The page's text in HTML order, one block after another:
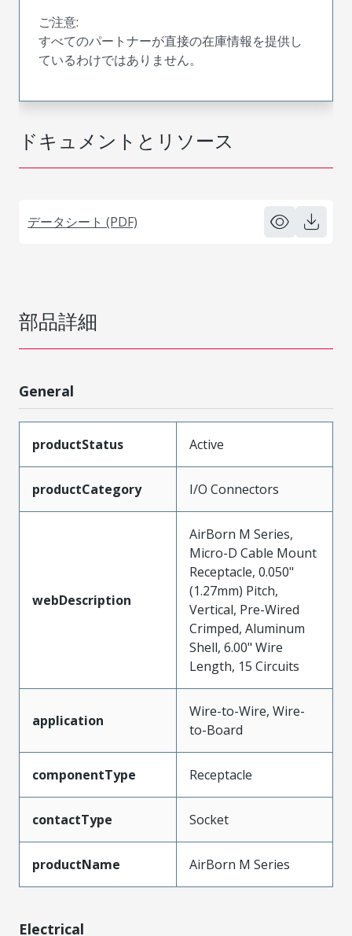
ドキュメントとリソース
データシート (PDF)
ご注意:
すべてのパートナーが直接の在庫情報を提供し
ているわけではありません。
部品詳細
General
productStatus Active
productCategory I/O Connectors
webDescription
AirBorn M Series,
Micro-D Cable Mount
Receptacle, 0.050"
(1.27mm) Pitch,
Vertical, Pre-Wired
Crimped, Aluminum
Shell, 6.00" Wire
Length, 15 Circuits
application
Wire-to-Wire, Wire-
to-Board
componentType Receptacle
contactType Socket
productName AirBorn M Series
Electrical